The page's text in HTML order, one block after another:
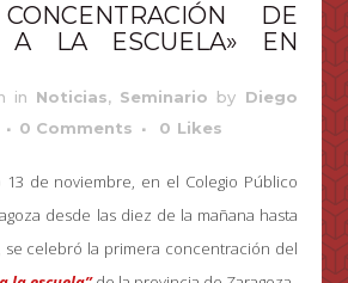
DE
A LA ESCUELA» EN
in Noticias, Seminario by Diego
0 Comments 0 Likes
13 de noviembre, en el Colegio Público
desde las diez de la mañana hasta
se celebró la primera concentración del